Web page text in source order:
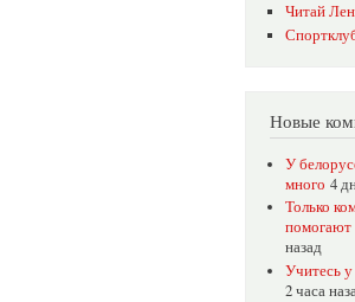
Читай
Новые
У
много 4
Только
помогают
назад
Учитесь
2 часа